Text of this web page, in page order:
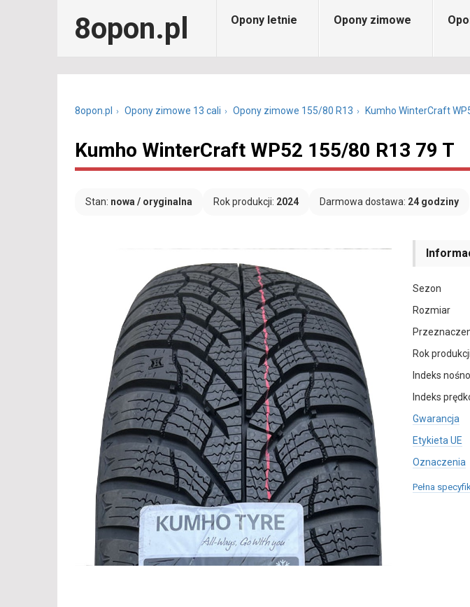
8opon.pl Opony letnie Opony zimowe
8opon.pl Opony zimowe 13 cali Opony zimowe 155/80 R13 Kumho WinterCraft
Kumho WinterCraft WP52 155/80 R13 79 T
Stan: nowa / oryginalna Rok produkcji: 2024 Darmowa dostawa: 24 godziny
Sezon
Rozmiar
Rok produkcji
Indeks
Indeks
Gwarancja
Etykieta UE
Oznaczenia
Pełna